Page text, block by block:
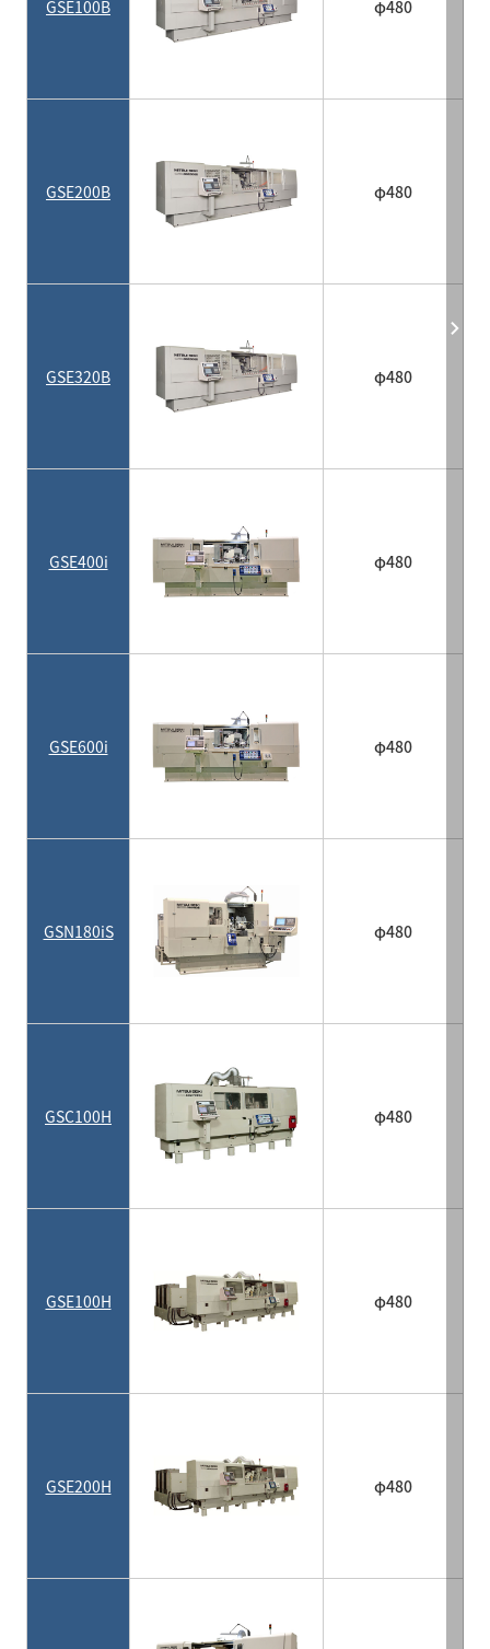
GSE100B φ480
GSE200B φ480
GSE320B φ480
GSE400i φ480
GSE600i φ480
GSN180iS φ480
GSC100H φ480
GSE100H φ480
GSE200H φ480